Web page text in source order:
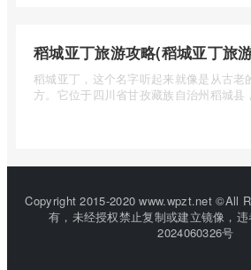
稻城亚丁旅游攻略(稻城亚丁旅
稻城亚丁，这个名字听起来就像是从古老
方。它位于四川省甘孜藏族自治州稻城县
Copyright 2015-2020 www.wpzt.net ©All
有，未经授权禁止复制或建立镜像，违
2024060326号